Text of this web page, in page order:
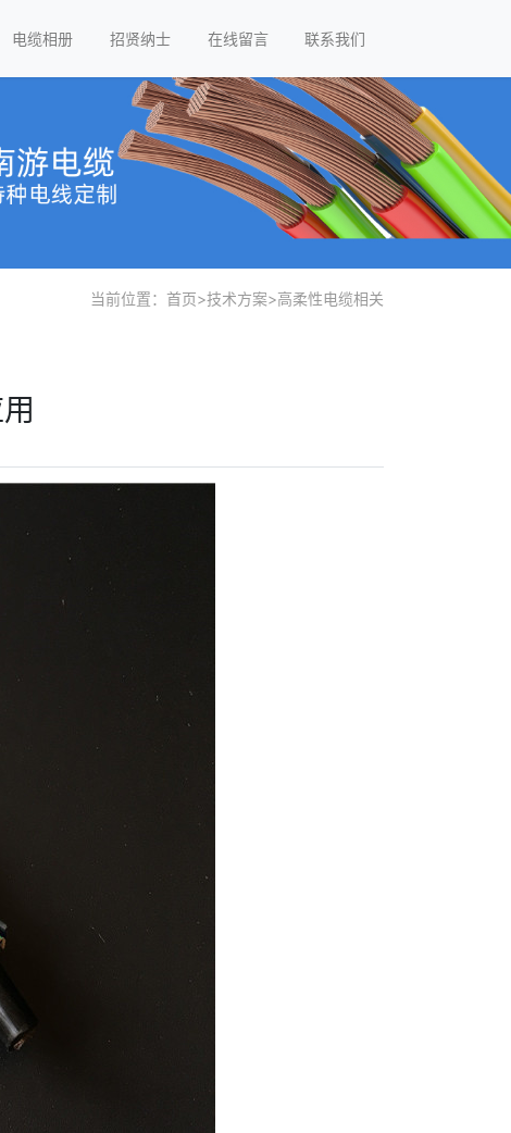
电缆相册 招贤纳士 在线留言 联系我们
当前位置： 首页>技术方案>高柔性电缆相关